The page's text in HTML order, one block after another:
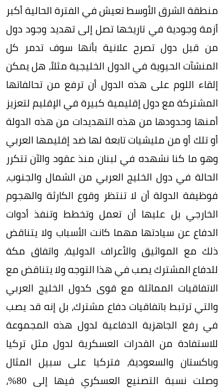
منطقة الشرق الأوسط تعيش في الفترة الحالية أكبر
أزمة وجودية في تاريخها تصل إلى تهديد وجود دول
من قبل دول تصرح علانية بأنها سوف تدمر كل
المنشآت الحيوية في الدول الخليجية مثلاً، هل يمكن
إلقاء اللوم على هذه الدول أن ترفع من تحالفاتها
المشتركة مع دول إقليمية كبيرة في الإقليم لتعزيز
أمنها وحدودها من هذه التهديدات من هذه الدولة
أو تلك أو من مليشيات تابعة لها ضد إقليمها العربي
وهو ما كنا نشهده في لبنان منذ عقود والآن تتكرر
الحالة في دول الخليج العربي من الشمال والجنوب،
فوظيفة الدولة أن لا تنتظر وقوع الكارثة والهجوم
الخارجي بل عليها أن تعمل وتخطط وتنفذ أدوات
الدفاع عن سيادتها مهما كانت الأسباب ولا يتناقض
ذلك مع المواثيق والأعراف الدولية، واتفاق مكة
للدفاع المشترك يصب في هذا التوجه ولا يتناقض مع
الاتفاقيات المماثلة مع قوى كدول الخليج العربي
والتي ترتبط باتفاقيات دفاع مشترك، بل إنه قد يصب
في رفع الجاهزية الدفاعية لدول هذه المجموعة
للاستفادة من القدرات العسكرية لدول مثل تركيا
وباكستان والسعودية، فتركيا على سبيل المثال
وصلت نسبة التصنيع العسكري فيها إلى 80%،